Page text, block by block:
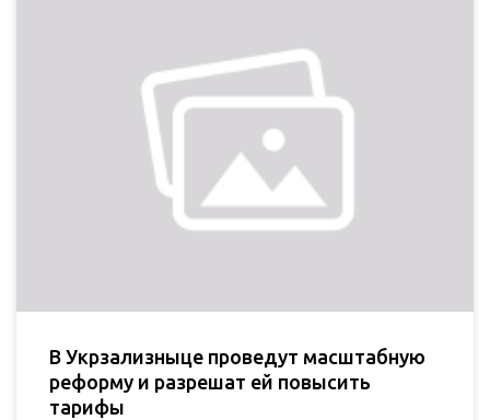
В Укрзализныце проведут масштабную
реформу и разрешат ей повысить
тарифы